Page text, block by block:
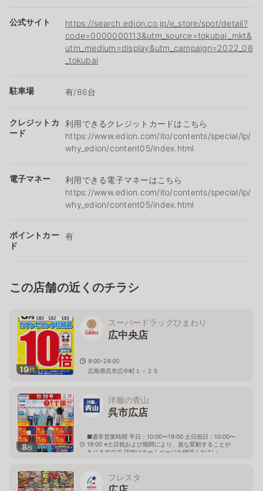
公式サイト
https://search.edion.co.jp/e_store/spot/detail?
code=0000000113&utm_source=tokubai_mkt&
utm_medium=display&utm_campaign=2022_08
_tokubai
駐車場 有/86台
クレジットカ
ード
利用できるクレジットカードはこちら
https://www.edion.com/ito/contents/special/lp/
why_edion/content05/index.html
電子マネー
利用できる電子マネーはこちら
https://www.edion.com/ito/contents/special/lp/
why_edion/content05/index.html
ポイントカー
ド
有
この店舗の近くのチラシ
19枚
スーパードラッグひまわり
広中央店
9:00-24:00
広島県呉市広中町１－２５
8枚
洋服の青山
呉市広店
■通常営業時間 平日：10:00〜19:00 土日祝日：10:00〜
19:00 ※土日祝および期間により、急な変動することが
ありますので 詳細はホームページを確認ください
フレスタ